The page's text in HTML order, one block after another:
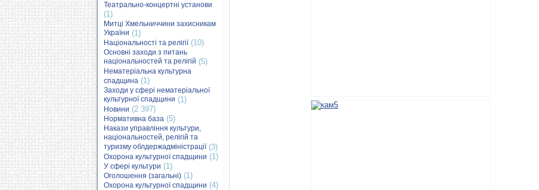
Театрально-концертні установи
(1)
Митці Хмельниччини захисникам
України (1)
Національності та релігії(10)
Основні заходи з питань
національностей та релігій (5)
Нематеріальна культурна
спадщина (1)
Заходи у сфері нематеріальної
культурної спадщини (1)
Новини (2 397)
Нормативна база (5)
Накази управління культури,
національностей, релігій та
туризму облдержадміністрації(3)
Охорона культурної спадщини (1)
У сфері культури (1)
Оголошення (загальні) (1)
Охорона культурної спадщини (4)